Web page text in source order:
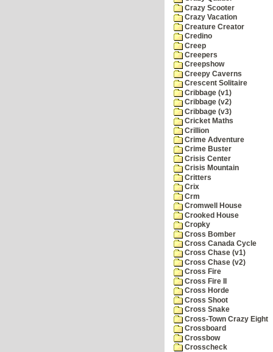
Crazy Scooter
Crazy Vacation
Creature Creator
Credino
Creep
Creepers
Creepshow
Creepy Caverns
Crescent Solitaire
Cribbage (v1)
Cribbage (v2)
Cribbage (v3)
Cricket Maths
Crillion
Crime Adventure
Crime Buster
Crisis Center
Crisis Mountain
Critters
Crix
Crm
Cromwell House
Crooked House
Cropky
Cross Bomber
Cross Canada Cycle
Cross Chase (v1)
Cross Chase (v2)
Cross Fire
Cross Fire II
Cross Horde
Cross Shoot
Cross Snake
Cross-Town Crazy Eight
Crossboard
Crossbow
Crosscheck